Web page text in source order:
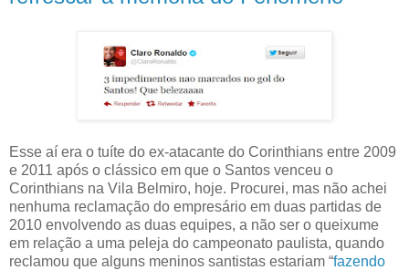
Esse aí era o tuíte do ex-atacante do Corinthians entre 2009
e 2011 após o clássico em que o Santos venceu o
Corinthians na Vila Belmiro, hoje. Procurei, mas não achei
nenhuma reclamação do empresário em duas partidas de
2010 envolvendo as duas equipes, a não ser o queixume
em relação a uma peleja do campeonato paulista, quando
reclamou que alguns meninos santistas estariam “fazendo